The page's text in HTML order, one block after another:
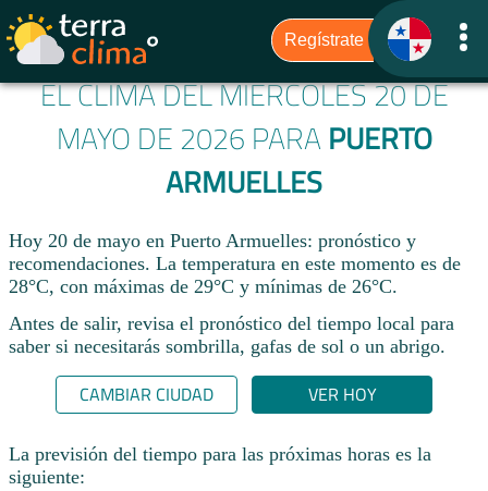
EL CLIMA DEL MIÉRCOLES 20 DE
MAYO DE 2026 PARA PUERTO
ARMUELLES
Hoy 20 de mayo en Puerto Armuelles: pronóstico y
recomendaciones. La temperatura en este momento es de
28°C, con máximas de 29°C y mínimas de 26°C.
Antes de salir, revisa el pronóstico del tiempo local para
saber si necesitarás sombrilla, gafas de sol o un abrigo.
CAMBIAR CIUDAD VER HOY
La previsión del tiempo para las próximas horas es la
siguiente: